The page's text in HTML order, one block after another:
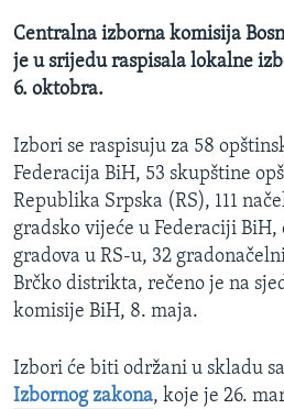
Centralna izborna komisija
je u srijedu raspisala lokalne
6. oktobra.
Izbori se raspisuju za 58
Federacija BiH, 53 skupštine
Republika Srpska (RS), 111
gradsko vijeće u Federaciji BiH,
gradova u RS-u, 32
Brčko distrikta, rečeno je na
komisije BiH, 8. maja.
Izbori će biti održani u skladu
Izbornog zakona, koje je 26.